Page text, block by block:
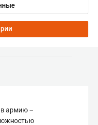
в армию –